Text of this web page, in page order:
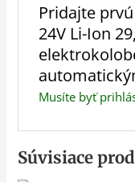
Pridajte
24V Li-Ion
Musíte byť
Súvisiace